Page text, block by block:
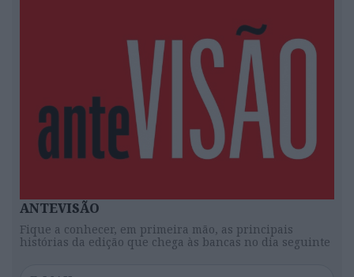
ANTEVISÃO
Fique a conhecer, em primeira mão, as principais
histórias da edição que chega às bancas no dia seguinte